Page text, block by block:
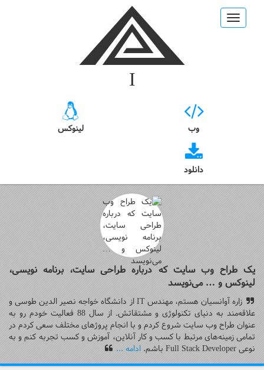
Toggle
navigation
I love GNU
وب لینوکس
دانلود
یک طراح وب سایت که درباره طراحی سایت، برنامه نویسی،
لینوکس و … می‌نویسد‌
زاره آوانسیان هستم، مهندس IT از دانشگاه خواجه نصیر الدین طوسی و
علاقه‌مند به دنیای تکنولوژی و مشتقاتش. از سال 88 فعالیت خودم رو به
عنوان طراح وب سایت شروع کردم و با انجام پروژهای مختلف سعی کردم در
تمامی زمینه‌های مرتبط با کسب و کار آنلاین، آموزش و کسب تجربه کنم و به
نوعی Full Stack Developer باشم.
ادامه ...